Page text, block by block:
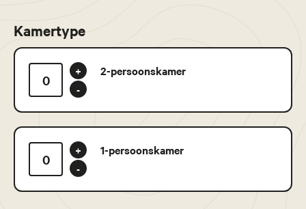
Kamertype
+
-
2-persoonskamer
+
-
1-persoonskamer